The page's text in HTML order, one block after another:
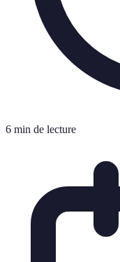
6 min de lecture